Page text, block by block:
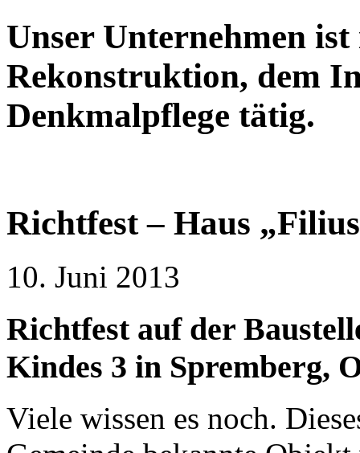
Unser Unternehmen
Rekonstruktion, dem
Denkmalpflege tätig.
Richtfest – Haus
10. Juni 2013
Richtfest auf der
Kindes 3 in Spremberg,
Viele wissen es noch.